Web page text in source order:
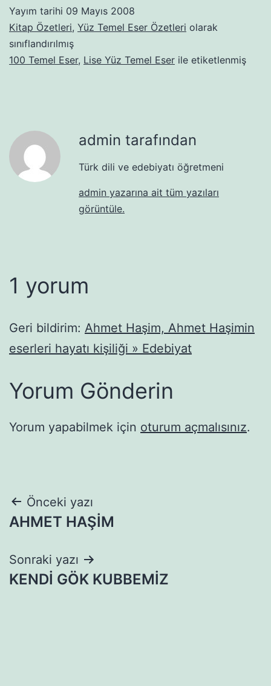
Yayım tarihi 09 Mayıs 2008
Kitap Özetleri, Yüz Temel Eser Özetleri olarak
sınıflandırılmış
100 Temel Eser, Lise Yüz Temel Eser ile etiketlenmiş
admin tarafından
Türk dili ve edebiyatı öğretmeni
admin yazarına ait tüm yazıları
görüntüle.
1 yorum
Geri bildirim: Ahmet Haşim, Ahmet Haşimin
eserleri hayatı kişiliği » Edebiyat
Yorum Gönderin
Yorum yapabilmek için oturum açmalısınız.
Yazı
gezinmesi
Önceki yazı
AHMET HAŞİM
Sonraki yazı
KENDİ GÖK KUBBEMİZ